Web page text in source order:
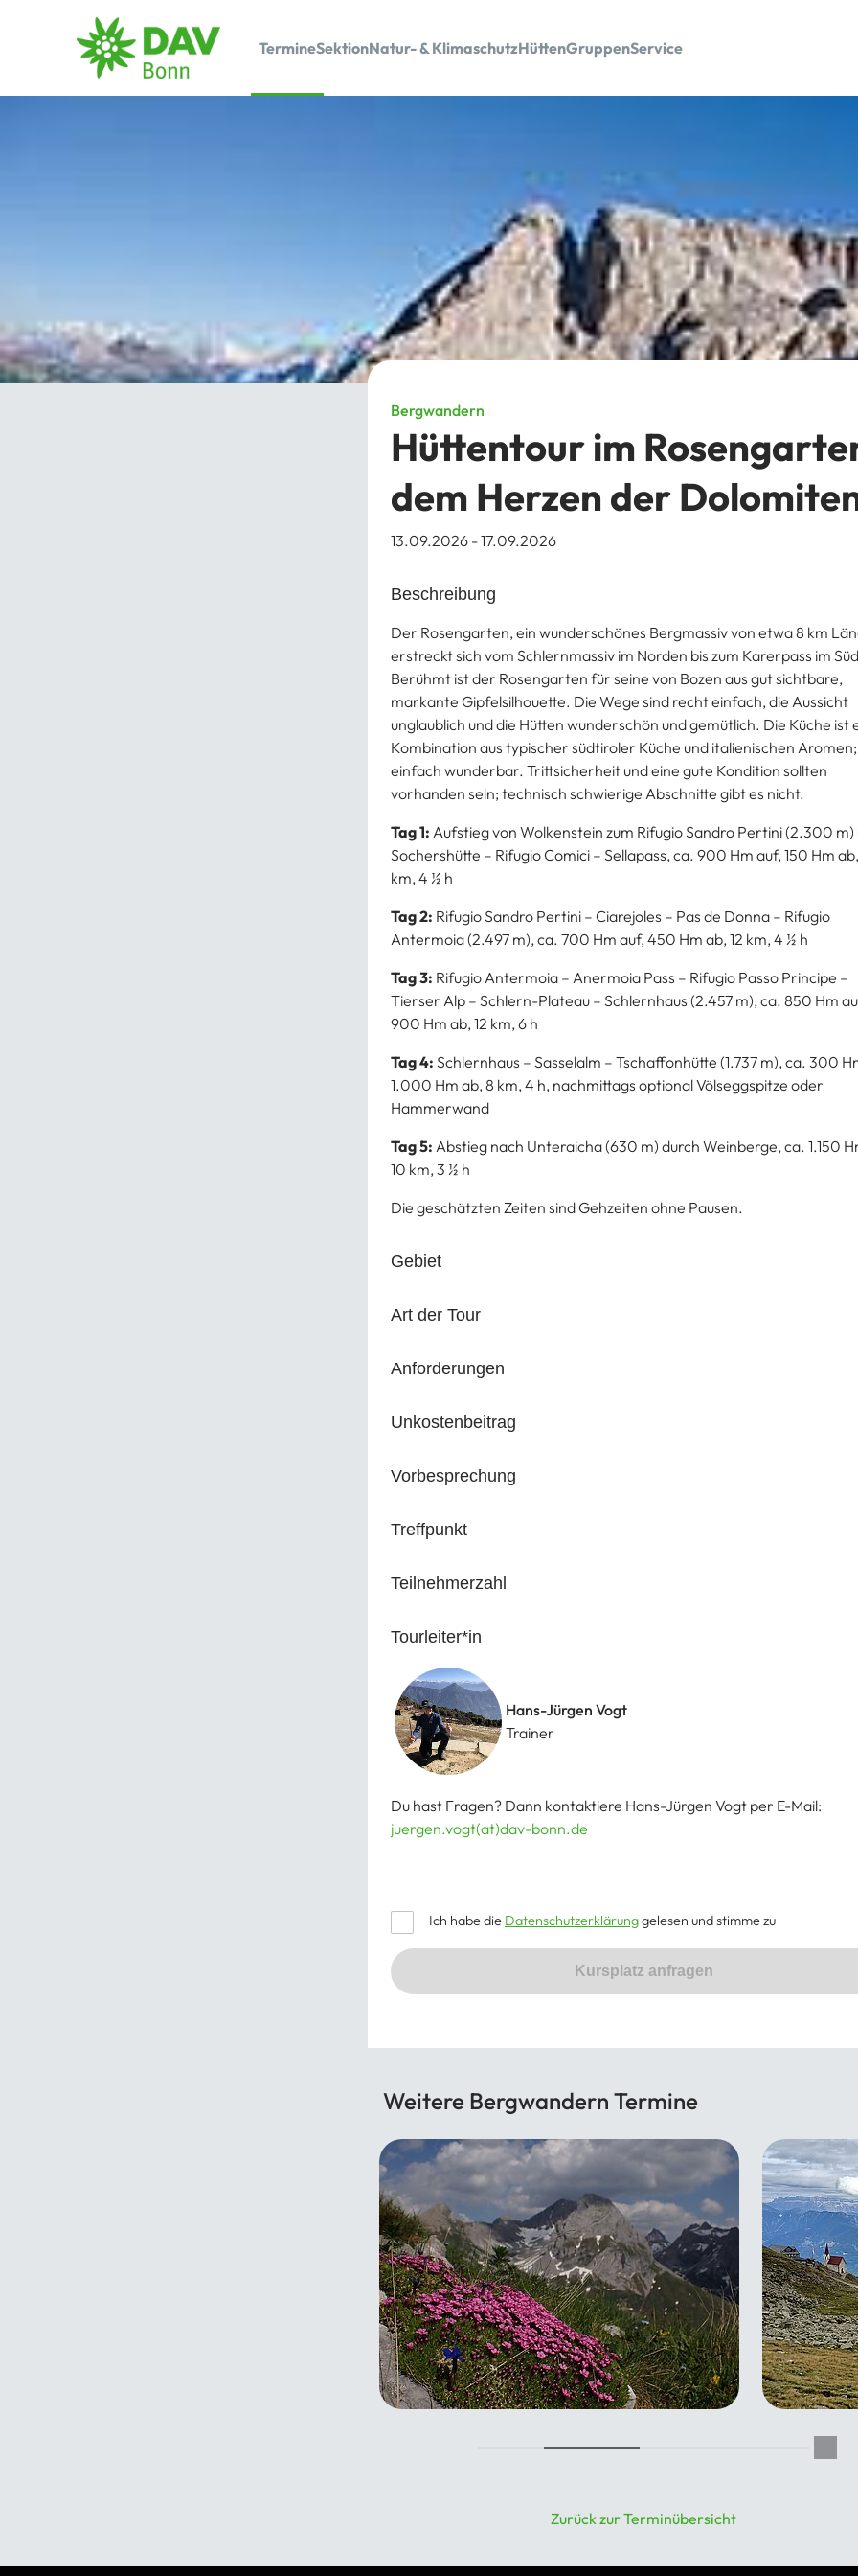
TermineSektionNatur- & KlimaschutzHüttenGruppenService
Bergwandern
Hüttentour im
dem Herzen der
13.09.2026 - 17.09.2026
Beschreibung
Der Rosengarten, ein wunderschönes Bergmassiv von etwa 8 km
erstreckt sich vom Schlernmassiv im Norden bis zum Karerpass im
Berühmt ist der Rosengarten für seine von Bozen aus gut sichtbare,
markante Gipfelsilhouette. Die Wege sind recht einfach, die Aussicht
unglaublich und die Hütten wunderschön und gemütlich. Die Küche ist
Kombination aus typischer südtiroler Küche und italienischen Aromen;
einfach wunderbar. Trittsicherheit und eine gute Kondition sollten
vorhanden sein; technisch schwierige Abschnitte gibt es nicht.
Tag 1: Aufstieg von Wolkenstein zum Rifugio Sandro Pertini (2.300 m)
Sochershütte – Rifugio Comici – Sellapass, ca. 900 Hm auf, 150 Hm ab,
km, 4 ½ h
Tag 2: Rifugio Sandro Pertini – Ciarejoles – Pas de Donna – Rifugio
Antermoia (2.497 m), ca. 700 Hm auf, 450 Hm ab, 12 km, 4 ½ h
Tag 3: Rifugio Antermoia – Anermoia Pass – Rifugio Passo Principe –
Tierser Alp – Schlern-Plateau – Schlernhaus (2.457 m), ca. 850 Hm
900 Hm ab, 12 km, 6 h
Tag 4: Schlernhaus – Sasselalm – Tschaffonhütte (1.737 m), ca. 300
1.000 Hm ab, 8 km, 4 h, nachmittags optional Völseggspitze oder
Hammerwand
Tag 5: Abstieg nach Unteraicha (630 m) durch Weinberge, ca. 1.150
10 km, 3 ½ h
Die geschätzten Zeiten sind Gehzeiten ohne Pausen.
Gebiet
Art der Tour
Anforderungen
Unkostenbeitrag
150 Euro für Sektionsmitglieder, Sektionsfremde DAV-Mitglieder
75 Euro, nach Anmeldung auf das Sektionskonto zu überweisen mit dem
Vorbesprechung
Treffpunkt
Teilnehmerzahl
Tourleiter*in
Hans-Jürgen Vogt
Trainer
Du hast Fragen? Dann kontaktiere Hans-Jürgen Vogt per E-Mail:
juergen.vogt(at)dav-bonn.de
Ich habe die Datenschutzerklärunggelesen und stimme zu
Kursplatz anfragen
Weitere Bergwandern Termine
Hüttentrekking auf dem Inntal-
Zurück zur Terminübersicht